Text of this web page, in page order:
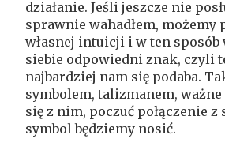
działanie. Jeśli jeszcze nie
sprawnie wahadłem, możemy
własnej intuicji i w ten sposób
siebie odpowiedni znak, czyli
najbardziej nam się podaba.
symbolem, talizmanem,
się z nim, poczuć połączenie
symbol będziemy nosić.